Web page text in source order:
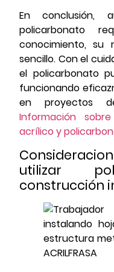
En conclusión,
policarbonato
conocimiento, su
sencillo. Con el
el policarbonato
funcionando
en proyectos
Información
acrílico y
utilizar
construcción